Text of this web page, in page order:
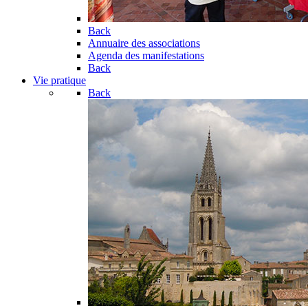
Back
Annuaire des associations
Agenda des manifestations
Back
Vie pratique
Back